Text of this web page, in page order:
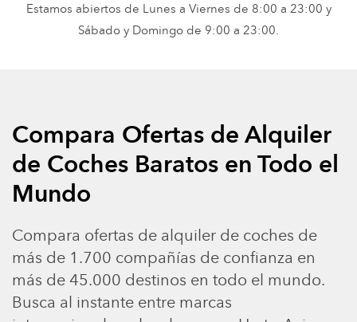
Estamos abiertos de Lunes a Viernes de 8:00 a 23:00 y
Sábado y Domingo de 9:00 a 23:00.
Compara Ofertas de Alquiler
de Coches Baratos en Todo el
Mundo
Compara ofertas de alquiler de coches de
más de 1.700 compañías de confianza en
más de 45.000 destinos en todo el mundo.
Busca al instante entre marcas